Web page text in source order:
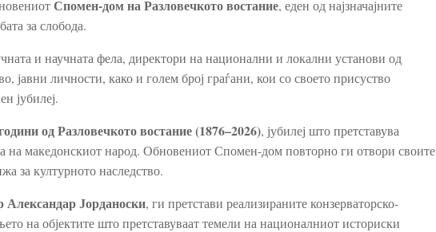
Спомен-дом на Разловечкото востание, еден од најзначајните
за слобода.
и научната фела, директори на национални и локални установи од
јавни личности, како и голем број граѓани, кои со своето присуство
јубилеј.
од Разловечкото востание (1876–2026), јубилеј што претставува
на македонскиот народ. Обновениот Спомен-дом повторно ги отвори своите
за културното наследство.
Александар Јорданоски, ги претстави реализираните конзерваторско-
на објектите што претставуваат темели на националниот историски